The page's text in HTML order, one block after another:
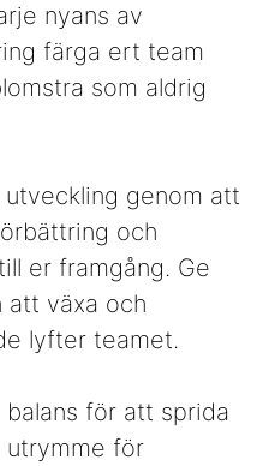
nyans av
färga ert team
som aldrig
genom att
och
er framgång. Ge
att växa och
lyfter teamet.
balans för att sprida
utrymme för